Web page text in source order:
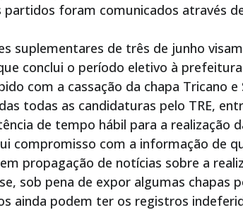
partidos foram comunicados através
suplementares de três de junho
conclui o período eletivo à
com a cassação da chapa Tricano
todas as candidaturas pelo TRE,
de tempo hábil para a realização
compromisso com a informação de
propagação de notícias sobre a
sob pena de expor algumas chapas
ainda podem ter os registros